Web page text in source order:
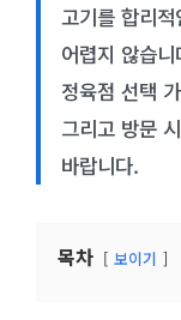
고기를 합리
어렵지 않습
정육점 선택
그리고 방문
바랍니다.
목차 보이기